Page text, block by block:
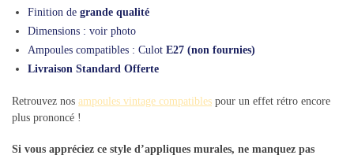
Finition de grande qualité
Dimensions : voir photo
Ampoules compatibles : Culot E27 (non fournies)
Livraison Standard Offerte
Retrouvez nos ampoules vintage compatibles pour un effet rétro encore
plus prononcé !
Si vous appréciez ce style d’appliques murales, ne manquez pas